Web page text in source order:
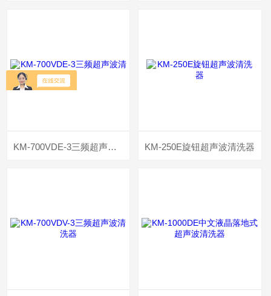
KM-700VDE-3三频超声波清洗器 KM-250E旋钮超声波清洗器